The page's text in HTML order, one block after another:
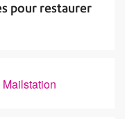
pour restaurer
Mailstation